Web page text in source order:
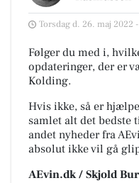
Torsdag d. 26. maj 2022
Følger du med i,
opdateringer, der er
Kolding.
Hvis ikke, så er
samlet alt det bedste
andet nyheder fra
absolut ikke vil gå
AEvin.dk / Skjold